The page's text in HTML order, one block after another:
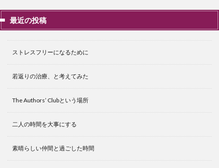
最近の投稿
ストレスフリーになるために
若返りの治療、と考えてみた
The Authors’ Clubという場所
二人の時間を大事にする
素晴らしい仲間と過ごした時間